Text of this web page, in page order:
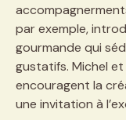
par exemple,
gourmande qui
gustatifs. Michel et
encouragent la
une invitation à